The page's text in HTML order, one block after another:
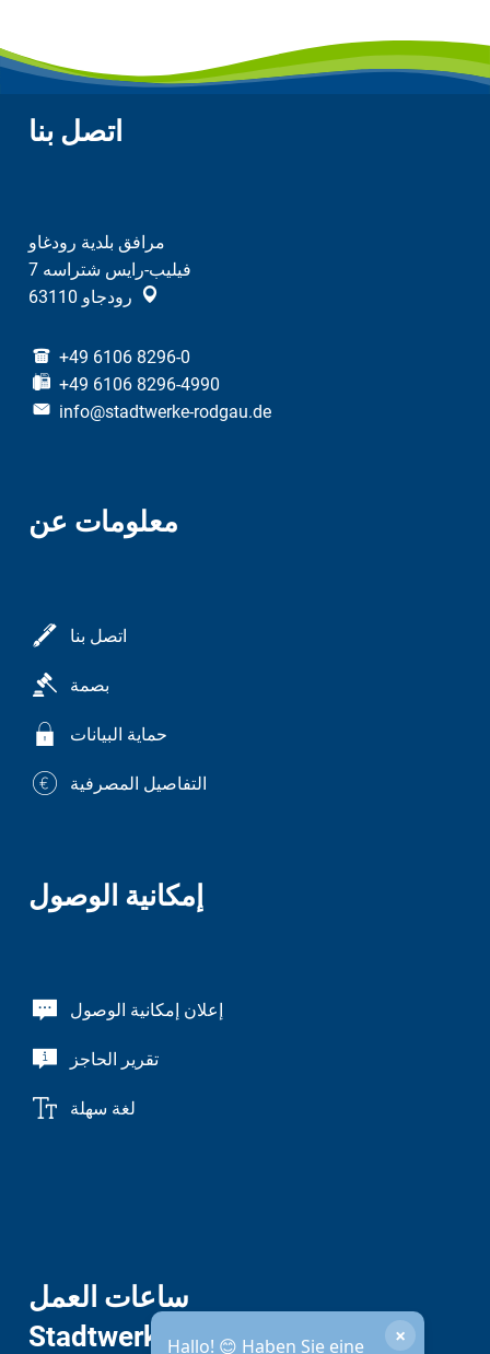
اتصل بنا
مرافق بلدية رودغاو
فيليب-رايس شتراسه 7
63110 رودجاو
+49 6106 8296-0
+49 6106 8296-4990
info@stadtwerke-rodgau.de
معلومات عن
اتصل بنا
بصمة
حماية البيانات
التفاصيل المصرفية
إمكانية الوصول
إعلان إمكانية الوصول
تقرير الحاجز
لغة سهلة
ساعات العمل
StadtwerkeHallo! 😊 Haben Sie eine ×